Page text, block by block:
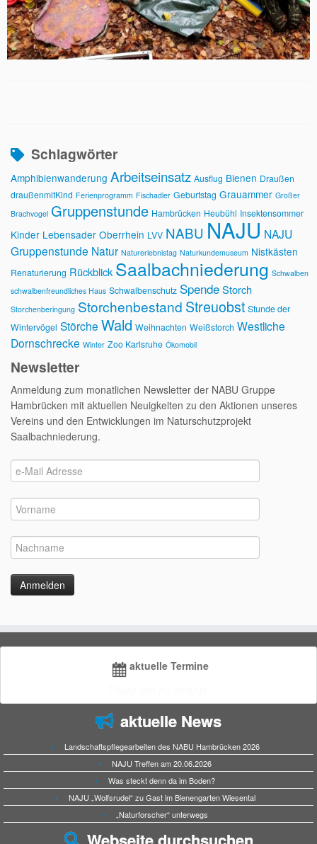
Schlagwörter
Amphibienwanderung Arbeitseinsatz Ausflug Bienen Draußen
draußenmitKind Ferienprogramm Fischadler Geburtstag Grauammer Großer
Brachvogel Gruppenstunde Hambrücken Heubühl Insektensommer
Kinder Lebensader Oberrhein LVV NABU NAJU NAJU
Gruppenstunde Natur Naturerlebnistag Naturkundemuseum Nistkästen
Renaturierung Rückblick Saalbachniederung Schwalben
schwalbenfreundliches Haus Schwalbenschutz SpendeStorch
Storchenberingung Storchenbestand Streuobst Stunde der
Wintervögel Störche Wald Weihnachten Weißstorch Westliche
Dornschrecke Winter Zoo Karlsruhe Ökomobil
Newsletter
Anmeldung zum monatlichen Newsletter der NABU Gruppe
Hambrücken mit aktuellen Neuigkeiten zu den Aktionen unseres
Vereins und den Entwicklungen im Naturschutzprojekt
Saalbachniederung.
aktuelle Termine
aktuelle News
Landschaftspflegearbeiten des NABU Hambrücken 2026
NAJU Treffen am 20.06.2026
Was steckt denn da im Boden?
NAJU „Wolfsrudel“ zu Gast im Bienengarten Wiesental
„Naturforscher“ unterwegs